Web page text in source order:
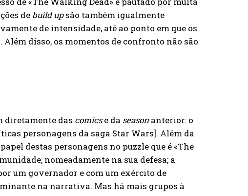
de build upsão também igualmente
de intensidade, até ao ponto em que os
disso, os momentos de confronto não são
diretamente das comicse da season anterior: o
personagens da saga Star Wars]. Além da
destas personagens no puzzle que é «The
nomeadamente na sua defesa; a
um governador e com um exército de
na narrativa. Mas há mais grupos à